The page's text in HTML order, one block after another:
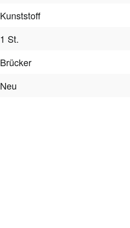
Kunststoff
1 St.
Brücker
Neu